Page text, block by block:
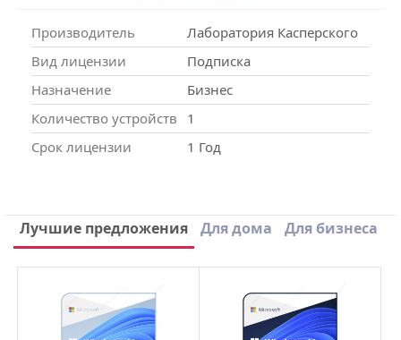
Производитель
Лаборатория Касперского
Вид лицензии
Подписка
Назначение
Бизнес
Количество устройств
1
Срок лицензии
1 Год
Написать отзыв
×
Лучшие предложения Для дома Для бизнеса